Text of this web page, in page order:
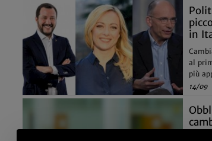
in
al
più
14/09